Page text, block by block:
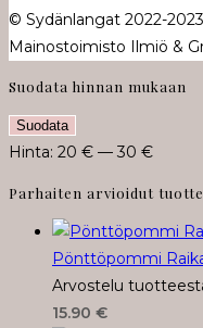
© Sydänlangat 2022-
Mainostoimisto Ilmiö &
Suodata hinnan mukaan
Minimihinta
Maksimihinta
Suodata
Hinta: 20 € — 30 €
Parhaiten arvioidut
Pönttöpommi
Arvostelu
15.90 €